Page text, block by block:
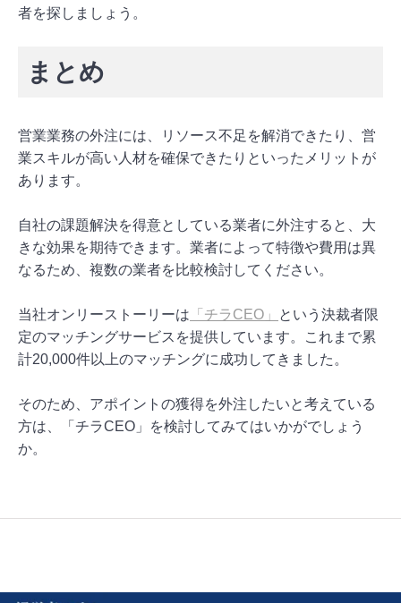
者を探しましょう。
まとめ
営業業務の外注には、リソース不足を解消できたり、営
業スキルが高い人材を確保できたりといったメリットが
あります。
自社の課題解決を得意としている業者に外注すると、大
きな効果を期待できます。業者によって特徴や費用は異
なるため、複数の業者を比較検討してください。
当社オンリーストーリーは 「チラCEO」
という決裁者限
定のマッチングサービスを提供しています。これまで累
計20,000件以上のマッチングに成功してきました。
そのため、アポイントの獲得を外注したいと考えている
方は、「チラCEO」を検討してみてはいかがでしょう
か。